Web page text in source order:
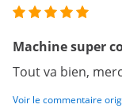
Machine super
Tout va bien,
Voir le commentaire